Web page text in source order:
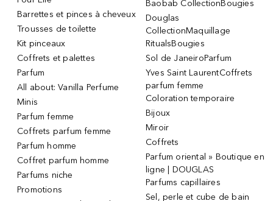
Barrettes et pinces à cheveux
Trousses de toilette
Kit pinceaux
Coffrets et palettes
Parfum
All about: Vanilla Perfume
Minis
Parfum femme
Coffrets parfum femme
Parfum homme
Coffret parfum homme
Parfums niche
Promotions
Baobab CollectionBougies
Douglas
CollectionMaquillage
RitualsBougies
Sol de JaneiroParfum
Yves Saint LaurentCoffrets
parfum femme
Coloration temporaire
Bijoux
Miroir
Coffrets
Parfum oriental » Boutique en
ligne | DOUGLAS
Parfums capillaires
Sel, perle et cube de bain